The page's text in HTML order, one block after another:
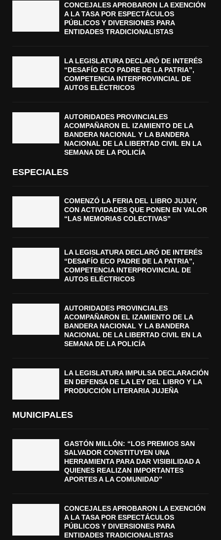
CONCEJALES APROBARON LA EXENCIÓN
A LA TASA POR ESPECTÁCULOS
PÚBLICOS Y DIVERSIONES PARA
ENTIDADES TRADICIONALISTAS
LA LEGISLATURA DECLARÓ DE INTERÉS
“DESAFÍO ECO PADRE DE LA PATRIA”,
COMPETENCIA INTERPROVINCIAL DE
AUTOS ELÉCTRICOS
AUTORIDADES PROVINCIALES
ACOMPAÑARON EL IZAMIENTO DE LA
BANDERA NACIONAL Y LA BANDERA
NACIONAL DE LA LIBERTAD CIVIL EN LA
SEMANA DE LA POLICÍA
ESPECIALES
COMENZÓ LA FERIA DEL LIBRO JUJUY,
CON ACTIVIDADES QUE PONEN EN VALOR
“LAS MEMORIAS COLECTIVAS”
LA LEGISLATURA DECLARÓ DE INTERÉS
“DESAFÍO ECO PADRE DE LA PATRIA”,
COMPETENCIA INTERPROVINCIAL DE
AUTOS ELÉCTRICOS
AUTORIDADES PROVINCIALES
ACOMPAÑARON EL IZAMIENTO DE LA
BANDERA NACIONAL Y LA BANDERA
NACIONAL DE LA LIBERTAD CIVIL EN LA
SEMANA DE LA POLICÍA
LA LEGISLATURA IMPULSA DECLARACIÓN
EN DEFENSA DE LA LEY DEL LIBRO Y LA
PRODUCCIÓN LITERARIA JUJEÑA
MUNICIPALES
GASTÓN MILLÓN: “LOS PREMIOS SAN
SALVADOR CONSTITUYEN UNA
HERRAMIENTA PARA DAR VISIBILIDAD A
QUIENES REALIZAN IMPORTANTES
APORTES A LA COMUNIDAD”
CONCEJALES APROBARON LA EXENCIÓN
A LA TASA POR ESPECTÁCULOS
PÚBLICOS Y DIVERSIONES PARA
ENTIDADES TRADICIONALISTAS